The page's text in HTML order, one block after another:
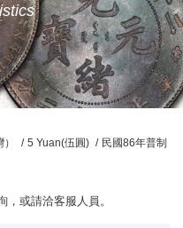
/ 5 Yuan(伍圓) / 民國86年普制
，或請洽客服人員。